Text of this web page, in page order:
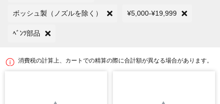
ボッシュ製（ノズルを除く） ¥5,000-¥19,999
ﾍﾞﾝﾂ部品
消費税の計算上、カートでの精算の際に合計額が異なる場合があります。